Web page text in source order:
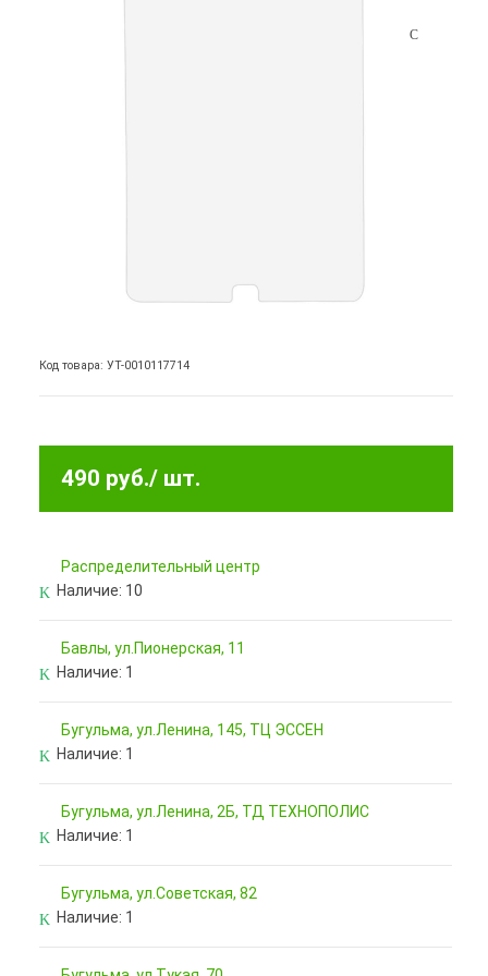
Код товара: УТ-0010117714
490 руб./ шт.
Pаспределительный центр
Наличие: 10
Бавлы, ул.Пионерская, 11
Наличие: 1
Бугульма, ул.Ленина, 145, ТЦ ЭССЕН
Наличие: 1
Бугульма, ул.Ленина, 2Б, ТД ТЕХНОПОЛИС
Наличие: 1
Бугульма, ул.Советская, 82
Наличие: 1